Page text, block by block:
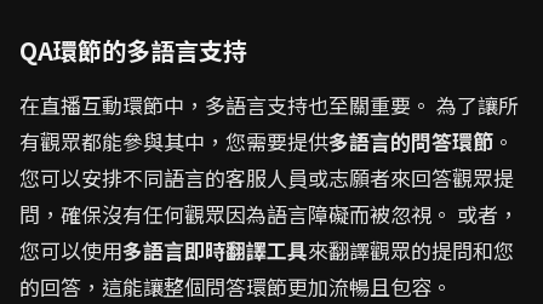
QA環節的多語言支持
在直播互動環節中，多語言支持也至關重要。 為了讓所
有觀眾都能參與其中，您需要提供多語言的問答環節 。
您可以安排不同語言的客服人員或志願者來回答觀眾提
問，確保沒有任何觀眾因為語言障礙而被忽視。 或者，
您可以使用多語言即時翻譯工具來翻譯觀眾的提問和您
的回答，這能讓整個問答環節更加流暢且包容。